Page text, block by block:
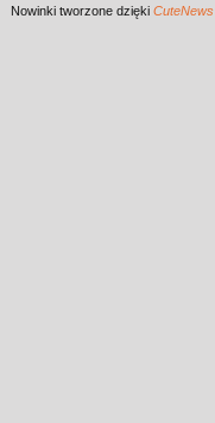
Nowinki tworzone dzięki CuteNews